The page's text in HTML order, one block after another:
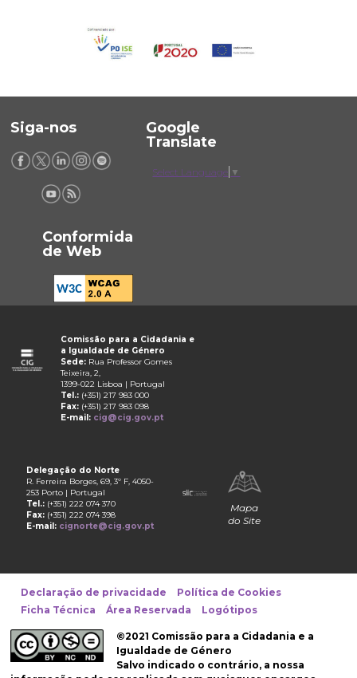
Siga-nos
Google
Translate
Select Language ▼
Conformida
de Web
Comissão para a Cidadania e
a Igualdade de Género
Sede: Rua Professor Gomes
Teixeira, 2,
1399-022 Lisboa | Portugal
Tel.: (+351) 217 983 000
Fax: (+351) 217 983 098
E-mail: cig@cig.gov.pt
Delegação do Norte
R. Ferreira Borges, 69, 3º F, 4050-
253 Porto | Portugal
Tel.: (+351) 222 074 370
Fax: (+351) 222 074 398
E-mail: cignorte@cig.gov.pt
Mapa
do Site
Declaração de privacidade
Política de Cookies
Ficha Técnica
Área Reservada Logótipos
©2021 Comissão para a Cidadania e a
Igualdade de Género
Salvo indicado o contrário, a nossa